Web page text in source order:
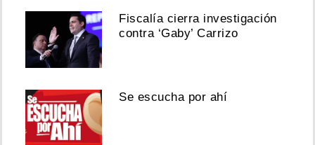
en
en
San
Miguelito
07,
2026
Fiscalía cierra investigación
contra ‘Gaby’ Carrizo
Se escucha por ahí